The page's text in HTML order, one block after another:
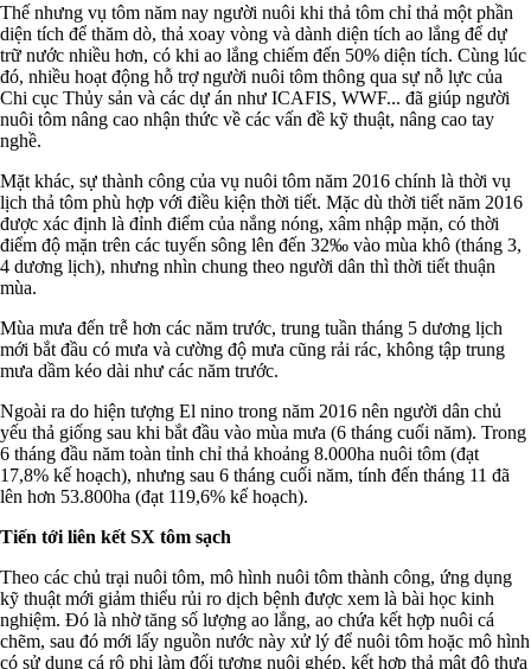
Thế nhưng vụ tôm năm nay người nuôi khi thả tôm chỉ thả một phần
diện tích để thăm dò, thả xoay vòng và dành diện tích ao lắng để dự
trữ nước nhiều hơn, có khi ao lắng chiếm đến 50% diện tích. Cùng lúc
đó, nhiều hoạt động hỗ trợ người nuôi tôm thông qua sự nỗ lực của
Chi cục Thủy sản và các dự án như ICAFIS, WWF... đã giúp người
nuôi tôm nâng cao nhận thức về các vấn đề kỹ thuật, nâng cao tay
nghề.
Mặt khác, sự thành công của vụ nuôi tôm năm 2016 chính là thời vụ
lịch thả tôm phù hợp với điều kiện thời tiết. Mặc dù thời tiết năm 2016
được xác định là đỉnh điểm của nắng nóng, xâm nhập mặn, có thời
điểm độ mặn trên các tuyến sông lên đến 32‰ vào mùa khô (tháng 3,
4 dương lịch), nhưng nhìn chung theo người dân thì thời tiết thuận
mùa.
Mùa mưa đến trễ hơn các năm trước, trung tuần tháng 5 dương lịch
mới bắt đầu có mưa và cường độ mưa cũng rải rác, không tập trung
mưa dầm kéo dài như các năm trước.
Ngoài ra do hiện tượng El nino trong năm 2016 nên người dân chủ
yếu thả giống sau khi bắt đầu vào mùa mưa (6 tháng cuối năm). Trong
6 tháng đầu năm toàn tỉnh chỉ thả khoảng 8.000ha nuôi tôm (đạt
17,8% kế hoạch), nhưng sau 6 tháng cuối năm, tính đến tháng 11 đã
lên hơn 53.800ha (đạt 119,6% kế hoạch).
Tiến tới liên kết SX tôm sạch
Theo các chủ trại nuôi tôm, mô hình nuôi tôm thành công, ứng dụng
kỹ thuật mới giảm thiểu rủi ro dịch bệnh được xem là bài học kinh
nghiệm. Đó là nhờ tăng số lượng ao lắng, ao chứa kết hợp nuôi cá
chẽm, sau đó mới lấy nguồn nước này xử lý để nuôi tôm hoặc mô hình
có sử dụng cá rô phi làm đối tượng nuôi ghép, kết hợp thả mật độ thưa